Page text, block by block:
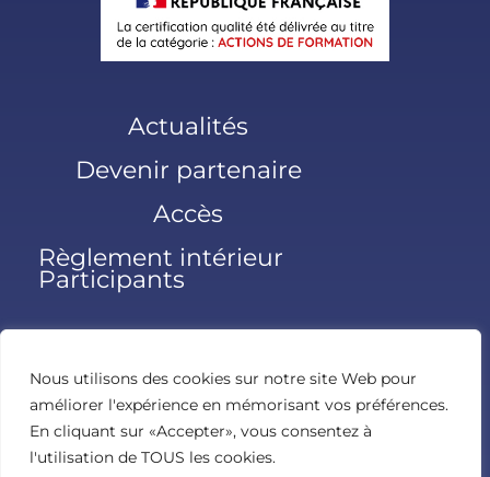
Nous utilisons des cookies sur notre site Web pour
améliorer l'expérience en mémorisant vos préférences.
En cliquant sur «Accepter», vous consentez à
l'utilisation de TOUS les cookies.
Actualités
Devenir partenaire
Accès
Règlement intérieur
Participants